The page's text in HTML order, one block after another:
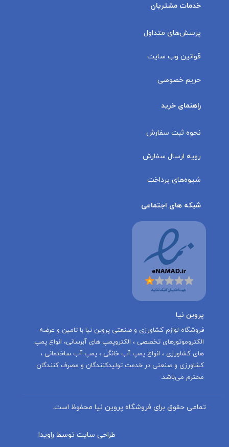
خدمات مشتریان
پرسش‌های متداول
قوانین وب سایت
حریم خصوصی
راهنمای خرید
نحوه ثبت سفارش
رویه ارسال سفارش
شیوه‌های پرداخت
شبکه های اجتماعی
پروین نیا
‌فروشگاه لوازم کشاورزی و صنعتی پروین نیا با تامين و عرضه
الكتروموتورهاى تخصصى ، الكتروپمپ هاى آبرسانى، انواع پمپ
های کشاورزی ، انواع پمپ آب خانگی ، پمپ آب ساختمانی ،
کشاورزی و صنعتی در خدمت توليدكنندگان و مصرف كنندگان
محترم می‌باشد.
تمامی حقوق برای فروشگاه پروین نیا محفوظ است.
طراحی سایت توسط راویدا